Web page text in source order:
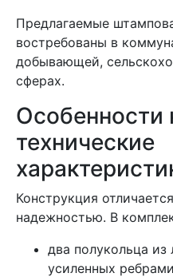
Предлагаемые
востребованы в
добывающей,
сферах.
Особенности
технические
Конструкция
надежностью. В
два полукольца из
усиленных